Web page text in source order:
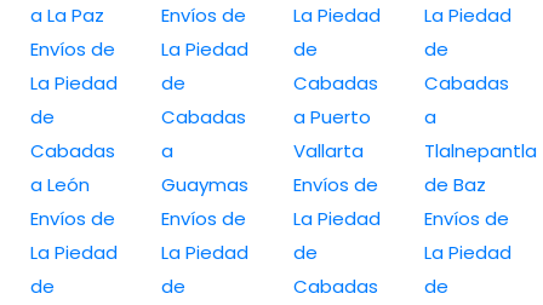
a La Paz
Envíos de
La Piedad
de
Cabadas
a León
Envíos de
La Piedad
de
Envíos de
La Piedad
de
Cabadas
a
Guaymas
Envíos de
La Piedad
de
La Piedad
de
Cabadas
a Puerto
Vallarta
Envíos de
La Piedad
de
Cabadas
La Piedad
de
Cabadas
a
Tlalnepantla
de Baz
Envíos de
La Piedad
de